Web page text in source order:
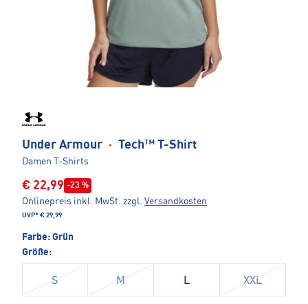
Under Armour · Tech™ T-Shirt
Damen T-Shirts
€ 22,99 -23 %
Onlinepreis inkl. MwSt. zzgl. Versandkosten
UVP* € 29,99
Farbe: Grün
Größe:
S M L XXL